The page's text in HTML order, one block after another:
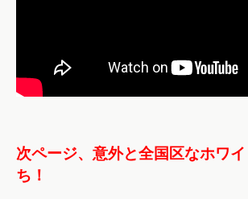
次ページ、意外と全国区なホワ
ち！